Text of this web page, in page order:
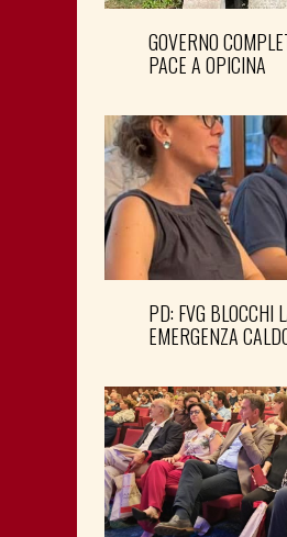
GOVERNO
PACE A OPICINA
PD: FVG BLOCCHI
EMERGENZA